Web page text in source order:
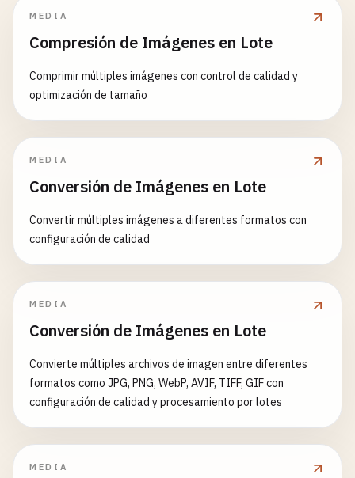
MEDIA
Compresión de Imágenes en Lote
Comprimir múltiples imágenes con control de calidad y
optimización de tamaño
MEDIA
Conversión de Imágenes en Lote
Convertir múltiples imágenes a diferentes formatos con
configuración de calidad
MEDIA
Conversión de Imágenes en Lote
Convierte múltiples archivos de imagen entre diferentes
formatos como JPG, PNG, WebP, AVIF, TIFF, GIF con
configuración de calidad y procesamiento por lotes
MEDIA